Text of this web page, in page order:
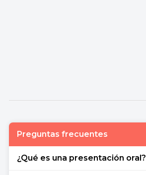
Preguntas frecuentes
¿Qué es una presentación oral?